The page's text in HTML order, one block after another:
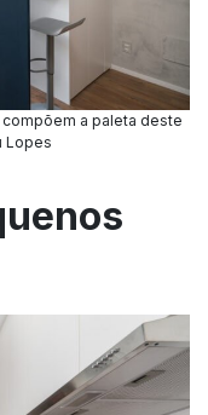
a paleta deste
Lopes